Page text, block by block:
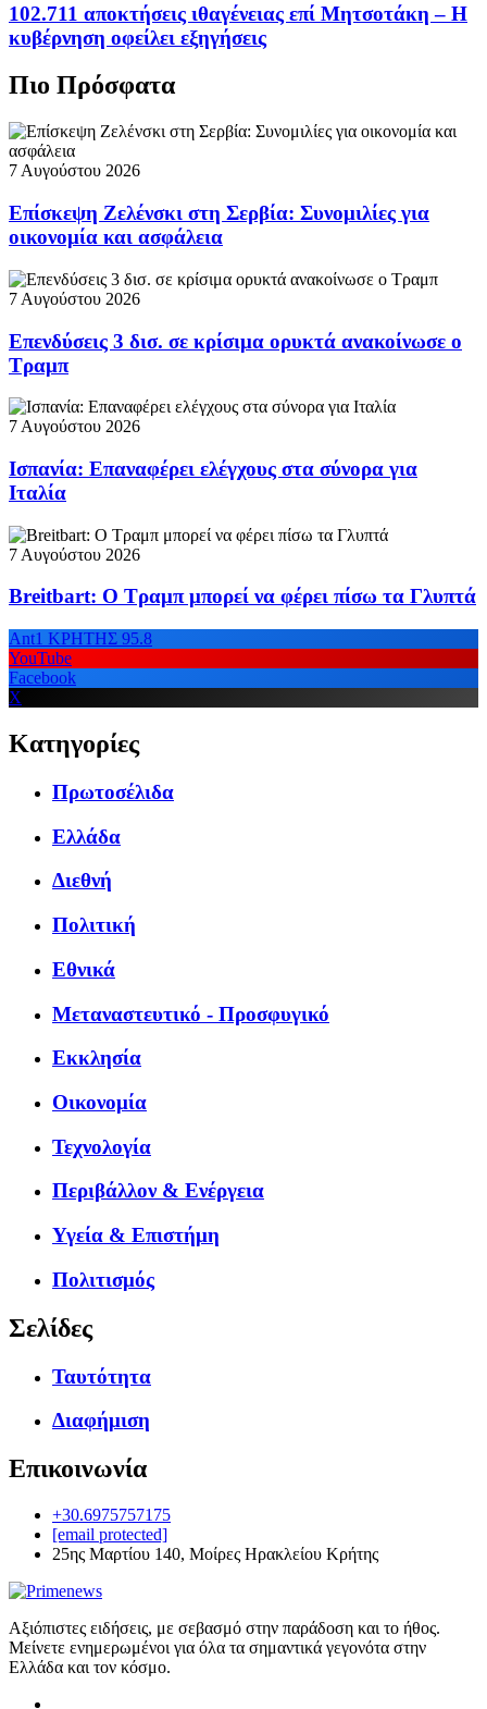
102.711 αποκτήσεις ιθαγένειας επί Μητσοτάκη – Η
κυβέρνηση οφείλει εξηγήσεις
Πιο Πρόσφατα
7 Αυγούστου 2026
Επίσκεψη Ζελένσκι στη Σερβία: Συνομιλίες για
οικονομία και ασφάλεια
7 Αυγούστου 2026
Επενδύσεις 3 δισ. σε κρίσιμα ορυκτά ανακοίνωσε ο
Τραμπ
7 Αυγούστου 2026
Ισπανία: Επαναφέρει ελέγχους στα σύνορα για
Ιταλία
7 Αυγούστου 2026
Breitbart: Ο Τραμπ μπορεί να φέρει πίσω τα Γλυπτά
Ant1 ΚΡΗΤΗΣ 95.8
YouTube
Facebook
X
Κατηγορίες
Πρωτοσέλιδα
Ελλάδα
Διεθνή
Πολιτική
Εθνικά
Μεταναστευτικό - Προσφυγικό
Εκκλησία
Οικονομία
Τεχνολογία
Περιβάλλον & Ενέργεια
Υγεία & Επιστήμη
Πολιτισμός
Σελίδες
Ταυτότητα
Διαφήμιση
Επικοινωνία
+30.6975757175
[email protected]
25ης Μαρτίου 140, Μοίρες Ηρακλείου Κρήτης
Αξιόπιστες ειδήσεις, με σεβασμό στην παράδοση και το ήθος.
Μείνετε ενημερωμένοι για όλα τα σημαντικά γεγονότα στην
Ελλάδα και τον κόσμο.